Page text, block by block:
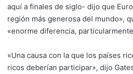
aquí a finales de siglo- dijo que
región más generosa del mundo»,
«enorme diferencia,
«Una causa con la que los países
ricos deberían participar», dijo